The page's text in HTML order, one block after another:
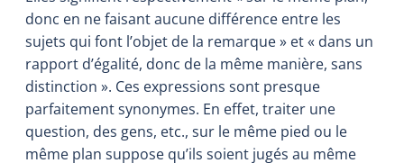
donc en ne faisant aucune différence entre les
sujets qui font l’objet de la remarque » et « dans un
rapport d’égalité, donc de la même manière, sans
distinction ». Ces expressions sont presque
parfaitement synonymes. En effet, traiter une
question, des gens, etc., sur le même pied ou le
même plan suppose qu’ils soient jugés au même